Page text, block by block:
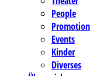
People
Promotion
Events
Kinder
Diverses